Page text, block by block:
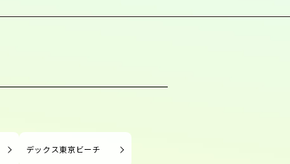
デックス東京ビーチ